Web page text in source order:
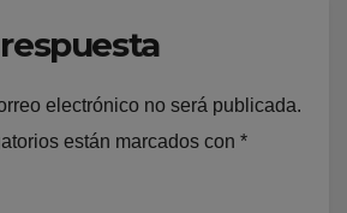
electrónico no será publicada.
están marcados con *